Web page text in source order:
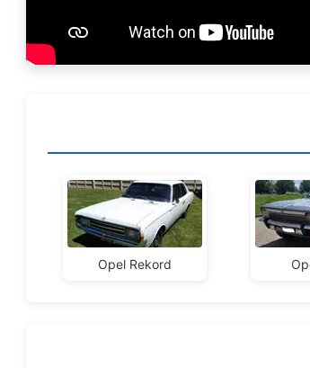
Opel Rekord